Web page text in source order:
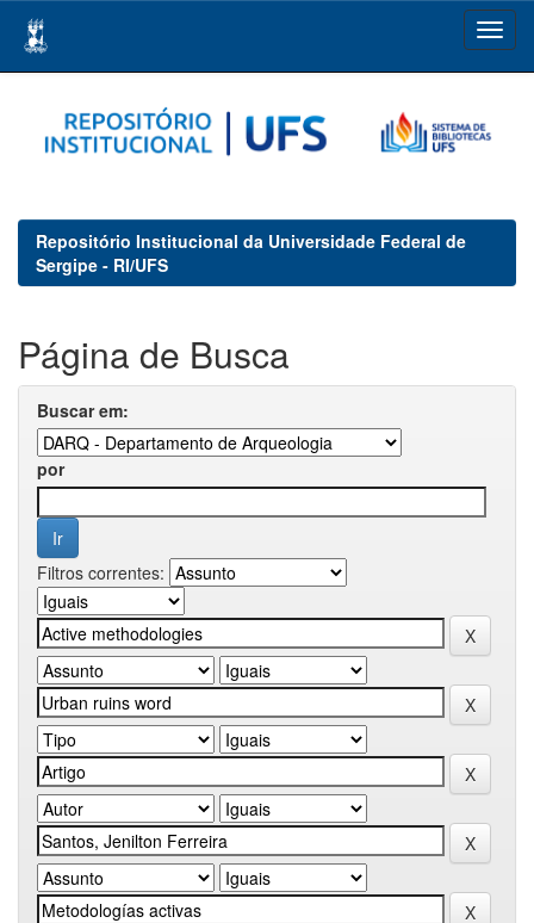
navigation
Repositório Institucional da Universidade Federal de
Sergipe - RI/UFS
Página de Busca
Buscar em:
por
Filtros correntes: